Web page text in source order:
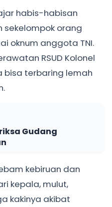
habis-habisan
orang
oknum anggota TNI.
RSUD Kolonel
bisa terbaring lemah
Gudang
kebiruan dan
kepala, mulut,
kakinya akibat